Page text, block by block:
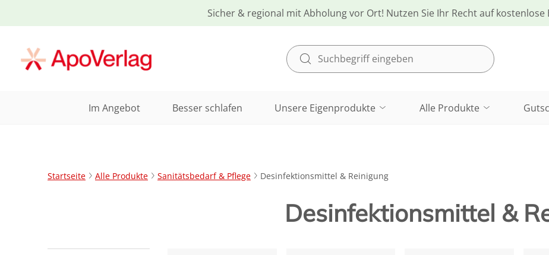
Sicher & regional mit Abholung vor Ort! Nutzen Sie Ihr Recht auf kostenlose
Im Angebot Besser schlafen Unsere Eigenprodukte Alle Produkte
Startseite Alle Produkte Sanitätsbedarf & Pflege Desinfektionsmittel & Reinigung
Desinfektionsmittel &